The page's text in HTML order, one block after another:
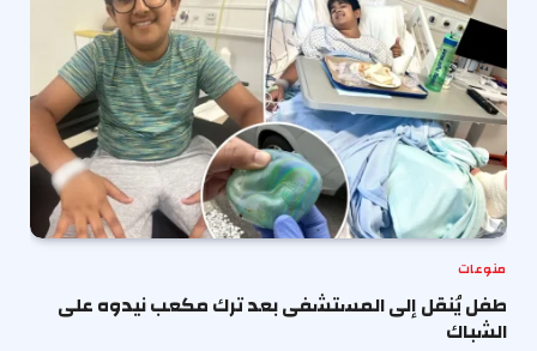
منوعات
طفل يُنقل إلى المستشفى بعد ترك مكعب نيدوه على
الشباك